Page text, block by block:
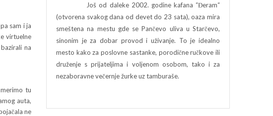
sam i ja
virtuelne
na
tu
auta,
ne
Još od daleke 2002. godine kafana “Đeram“
(otvorena svakog dana od devet do 23 sata), oaza mira
smeštena na mestu gde se Pančevo uliva u Starčevo,
sinonim je za dobar provod i uživanje. To je idealno
mesto kako za poslovne sastanke, porodične ručkove ili
druženje s prijateljima i voljenom osobom, tako i za
nezaboravne večernje žurke uz tamburaše.